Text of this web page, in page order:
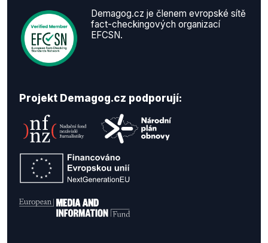
Demagog.cz je členem evropské sítě
fact-checkingových organizací
EFCSN.
Projekt Demagog.cz podporují: